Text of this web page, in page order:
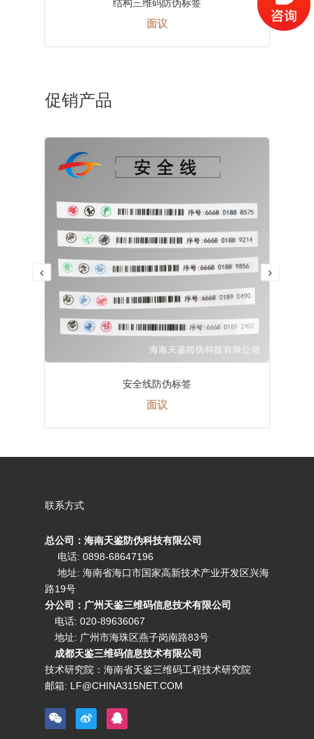
结构三维码防伪标签
面议
促销产品
安全线防伪标签
面议
联系方式
总公司：海南天鉴防伪科技有限公司
电话: 0898-68647196
地址: 海南省海口市国家高新技术产业开发区兴海
路19号
分公司：广州天鉴三维码信息技术有限公司
电话: 020-89636067
地址: 广州市海珠区燕子岗南路83号
成都天鉴三维码信息技术有限公司
技术研究院：海南省天鉴三维码工程技术研究院
邮箱: LF@CHINA315NET.COM